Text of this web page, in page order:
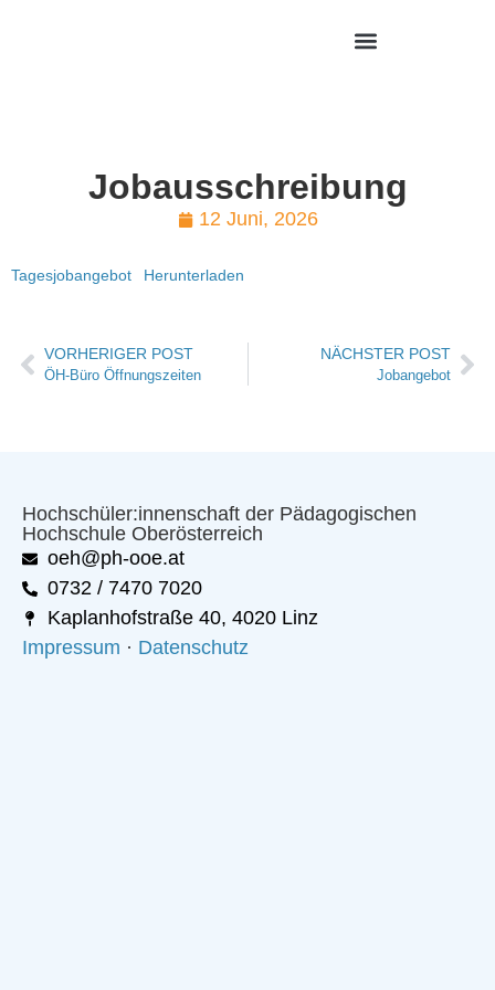
Jobausschreibung
12 Juni, 2026
Tagesjobangebot Herunterladen
VORHERIGER POST
ÖH-Büro Öffnungszeiten
NÄCHSTER POST
Jobangebot
Hochschüler:innenschaft der Pädagogischen
Hochschule Oberösterreich
oeh@ph-ooe.at
0732 / 7470 7020
Kaplanhofstraße 40, 4020 Linz
Impressum · Datenschutz